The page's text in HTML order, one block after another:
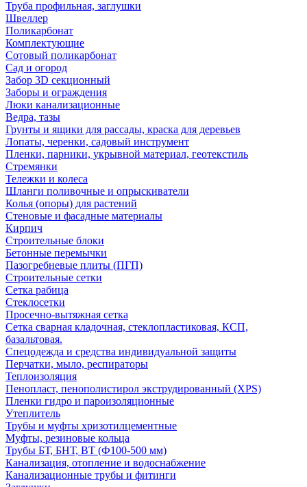
Труба профильная, заглушки
Швеллер
Поликарбонат
Комплектующие
Сотовый поликарбонат
Сад и огород
Забор 3D секционный
Заборы и ограждения
Люки канализационные
Ведра, тазы
Грунты и ящики для рассады, краска для деревьев
Лопаты, черенки, садовый инструмент
Пленки, парники, укрывной материал, геотекстиль
Стремянки
Тележки и колеса
Шланги поливочные и опрыскиватели
Колья (опоры) для растений
Стеновые и фасадные материалы
Кирпич
Строительные блоки
Бетонные перемычки
Пазогребневые плиты (ПГП)
Строительные сетки
Сетка рабица
Стеклосетки
Просечно-вытяжная сетка
Сетка сварная кладочная, стеклопластиковая, КСП,
базальтовая.
Спецодежда и средства индивидуальной защиты
Перчатки, мыло, респираторы
Теплоизоляция
Пенопласт, пенополистирол экструдированный (XPS)
Пленки гидро и пароизоляционные
Утеплитель
Трубы и муфты хризотилцементные
Муфты, резиновые кольца
Трубы БТ, БНТ, ВТ (Ф100-500 мм)
Канализация, отопление и водоснабжение
Канализационные трубы и фитинги